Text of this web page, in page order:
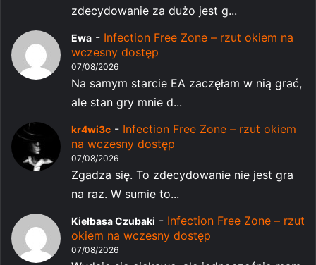
zdecydowanie za dużo jest g...
Ewa - Infection Free Zone – rzut okiem na
wczesny dostęp
07/08/2026
Na samym starcie EA zaczęłam w nią grać,
ale stan gry mnie d...
kr4wi3c - Infection Free Zone – rzut okiem
na wczesny dostęp
07/08/2026
Zgadza się. To zdecydowanie nie jest gra
na raz. W sumie to...
Kiełbasa Czubaki - Infection Free Zone – rzut
okiem na wczesny dostęp
07/08/2026